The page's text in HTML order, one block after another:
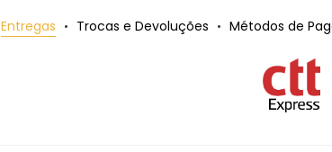
Entregas Trocas e Devoluções Métodos de